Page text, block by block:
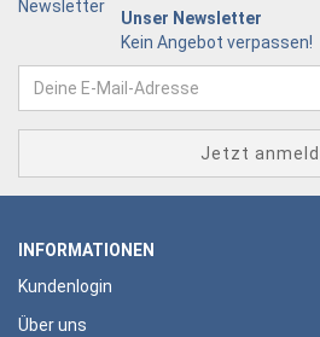
Unser Newsletter
Kein Angebot verpassen!
INFORMATIONEN
Kundenlogin
Über uns